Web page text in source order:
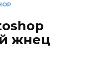
жнец